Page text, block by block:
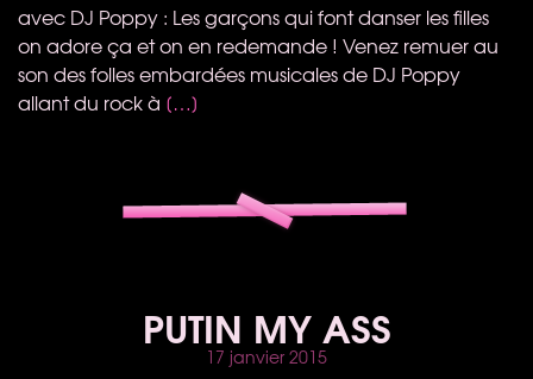
avec DJ Poppy : Les garçons qui font danser les filles
on adore ça et on en redemande ! Venez remuer au
son des folles embardées musicales de DJ Poppy
allant du rock à […]
PUTIN MY ASS
17 janvier 2015